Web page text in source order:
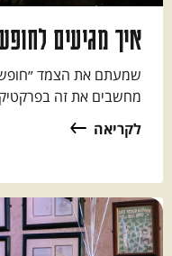
איך מגיעים
שמעתם את הצמד ״חופש
מחשבים את זה
לקריאה